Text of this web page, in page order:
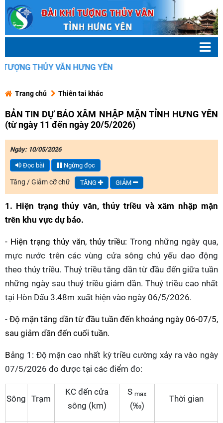
VĂN HƯNG YÊN
Trang chủ Thiên tai khác
BẢN TIN DỰ BÁO XÂM NHẬP MẶN TỈNH HƯNG YÊN
(từ ngày 11 đến ngày 20/5/2026)
Ngày: 10/05/2026
Đọc bài Ngừng đọc
Tăng / Giảm cỡ chữ TĂNG GIẢM
1. Hiện trạng thủy văn, thủy triều và xâm nhập mặn
trên khu vực dự báo.
- Hiện trạng thủy văn, thủy triều:Trong những ngày qua,
mực nước trên các vùng cửa sông chủ yếu dao động
theo thủy triều. Thuỷ triều tăng dần từ đầu đến giữa tuần
những ngày sau thuỷ triều giảm dần. Thuỷ triều cao nhất
tại Hòn Dấu 3.48m xuất hiện vào ngày 06/5/2026.
- Độ mặn tăng dần từ đầu tuần đến khoảng ngày 06-07/5,
sau giảm dần đến cuối tuần.
Bảng 1: Độ mặn cao nhất kỳ triều cường xảy ra vào ngày
07/5/2026 đo được tại các điểm đo:
Sông Trạm
KC đến cửa
sông (km)
S max
(‰)
Thời gian